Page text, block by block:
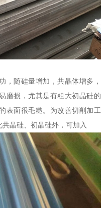
，随硅量增加，共晶体增多，
磨损，尤其是有粗大初晶硅的
表面很毛糙。为改善切削加工
晶硅、初晶硅外，可加入